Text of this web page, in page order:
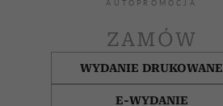
AUTOPROMOCJA
ZAMÓW
WYDANIE DRUKOWANE
E-WYDANIE